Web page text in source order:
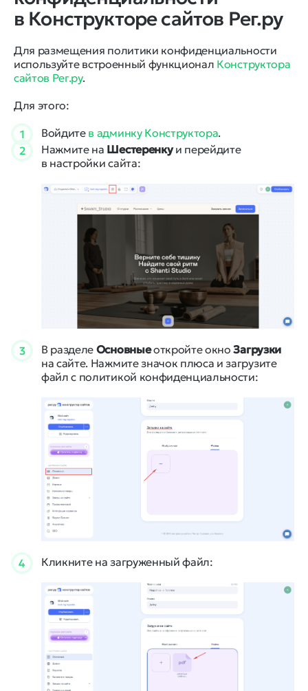
в Конструкторе сайтов Рег.ру
Для размещения политики конфиденциальности
используйте встроенный функционал Конструктора
сайтов Рег.ру.
Для этого:
1 Войдите в админку Конструктора.
2
Нажмите на Шестеренкуи перейдите
в настройки сайта:
3 В разделе Основныеоткройте окноЗагрузки
на сайте. Нажмите значок плюса и загрузите
файл с политикой конфиденциальности:
4 Кликните на загруженный файл: